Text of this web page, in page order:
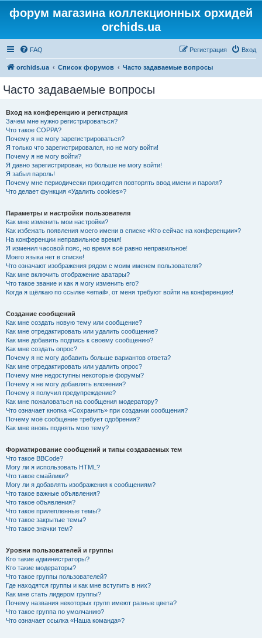
форум магазина коллекционных орхидей
orchids.ua
FAQ Вход
Регистрация
orchids.ua Список форумов Часто задаваемые вопросы
Часто задаваемые вопросы
Вход на конференцию и регистрация
Зачем мне нужно регистрироваться?
Что такое COPPA?
Почему я не могу зарегистрироваться?
Я только что зарегистрировался, но не могу войти!
Почему я не могу войти?
Я давно зарегистрирован, но больше не могу войти!
Я забыл пароль!
Почему мне периодически приходится повторять ввод имени и пароля?
Что делает функция «Удалить cookies»?
Параметры и настройки пользователя
Как мне изменить мои настройки?
Как избежать появления моего имени в списке «Кто сейчас на конференции»?
На конференции неправильное время!
Я изменил часовой пояс, но время всё равно неправильное!
Моего языка нет в списке!
Что означают изображения рядом с моим именем пользователя?
Как мне включить отображение аватары?
Что такое звание и как я могу изменить его?
Когда я щёлкаю по ссылке «email», от меня требуют войти на конференцию!
Создание сообщений
Как мне создать новую тему или сообщение?
Как мне отредактировать или удалить сообщение?
Как мне добавить подпись к своему сообщению?
Как мне создать опрос?
Почему я не могу добавить больше вариантов ответа?
Как мне отредактировать или удалить опрос?
Почему мне недоступны некоторые форумы?
Почему я не могу добавлять вложения?
Почему я получил предупреждение?
Как мне пожаловаться на сообщения модератору?
Что означает кнопка «Сохранить» при создании сообщения?
Почему моё сообщение требует одобрения?
Как мне вновь поднять мою тему?
Форматирование сообщений и типы создаваемых тем
Что такое BBCode?
Могу ли я использовать HTML?
Что такое смайлики?
Могу ли я добавлять изображения к сообщениям?
Что такое важные объявления?
Что такое объявления?
Что такое прилепленные темы?
Что такое закрытые темы?
Что такое значки тем?
Уровни пользователей и группы
Кто такие администраторы?
Кто такие модераторы?
Что такое группы пользователей?
Где находятся группы и как мне вступить в них?
Как мне стать лидером группы?
Почему названия некоторых групп имеют разные цвета?
Что такое группа по умолчанию?
Что означает ссылка «Наша команда»?